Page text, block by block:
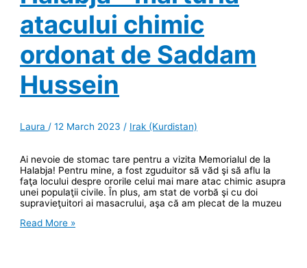
atacului chimic
ordonat de Saddam
Hussein
Laura /12 March 2023 / Irak (Kurdistan)
Ai nevoie de stomac tare pentru a vizita Memorialul de la
Halabja! Pentru mine, a fost zguduitor să văd şi să aflu la
faţa locului despre ororile celui mai mare atac chimic asupra
unei populaţii civile. În plus, am stat de vorbă şi cu doi
supravieţuitori ai masacrului, aşa că am plecat de la muzeu
Halabja
Read More »